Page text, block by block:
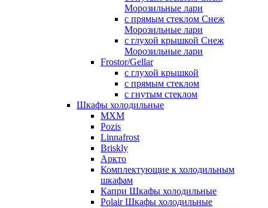
Морозильные лари
с прямым стеклом Снеж
Морозильные лари
с глухой крышкой Снеж
Морозильные лари
Frostor/Gellar
с глухой крышкой
с прямым стеклом
с гнутым стеклом
Шкафы холодильные
МХМ
Pozis
Linnafrost
Briskly
Аркто
Комплектующие к холодильным
шкафам
Капри Шкафы холодильные
Polair Шкафы холодильные